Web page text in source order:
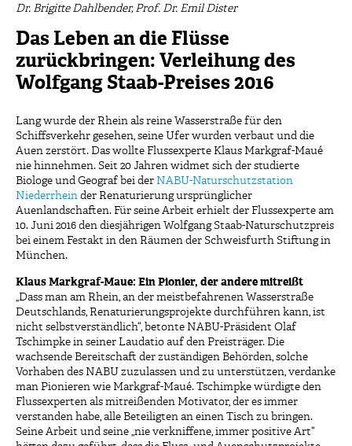
Dr. Brigitte Dahlbender, Prof. Dr. Emil Dister
Das Leben an die Flüsse
zurückbringen: Verleihung des
Wolfgang Staab-Preises 2016
Lang wurde der Rhein als reine Wasserstraße für den
Schiffsverkehr gesehen, seine Ufer wurden verbaut und die
Auen zerstört. Das wollte Flussexperte Klaus Markgraf-Maué
nie hinnehmen. Seit 20 Jahren widmet sich der studierte
Biologe und Geograf bei der NABU-Naturschutzstation
Niederrhein der Renaturierung ursprünglicher
Auenlandschaften. Für seine Arbeit erhielt der Flussexperte am
10. Juni 2016 den diesjährigen Wolfgang Staab-Naturschutzpreis
bei einem Festakt in den Räumen der Schweisfurth Stiftung in
München.
Klaus Markgraf-Maue: Ein Pionier, der andere mitreißt
„Dass man am Rhein, an der meistbefahrenen Wasserstraße
Deutschlands, Renaturierungsprojekte durchführen kann, ist
nicht selbstverständlich“, betonte NABU-Präsident Olaf
Tschimpke in seiner Laudatio auf den Preisträger. Die
wachsende Bereitschaft der zuständigen Behörden, solche
Vorhaben des NABU zuzulassen und zu unterstützen, verdanke
man Pionieren wie Markgraf-Maué. Tschimpke würdigte den
Flussexperten als mitreißenden Motivator, der es immer
verstanden habe, alle Beteiligten an einen Tisch zu bringen.
Seine Arbeit und seine „nie verkniffene, immer positive Art“